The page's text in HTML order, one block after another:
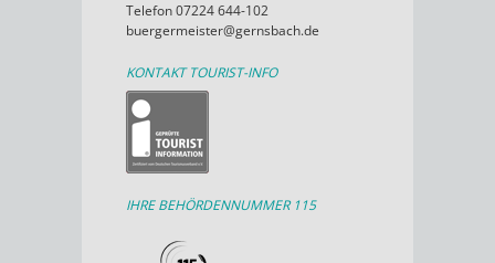
Telefon 07224 644-102
buergermeister@gernsbach.de
KONTAKT TOURIST-INFO
IHRE BEHÖRDENNUMMER 115